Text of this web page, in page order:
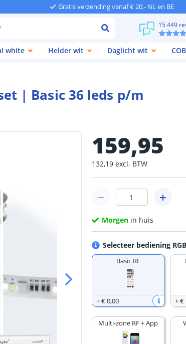
Gratis verzending vanaf € 20,- NL en BE
15.449
white Helder wit Daglicht wit COB
| Basic 36 leds p/m
159,95
132,19 excl. BTW
Morgen in huis
Selecteer bediening
Basic RF
+€ 0,00 +€
Multi-zone RF + App